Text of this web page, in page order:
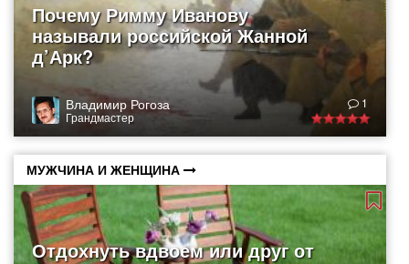
Почему Римму Иванову
называли российской Жанной
д’Арк?
Владимир Рогоза
Грандмастер
1
МУЖЧИНА И ЖЕНЩИНА
Отдохнуть вдвоем или друг от